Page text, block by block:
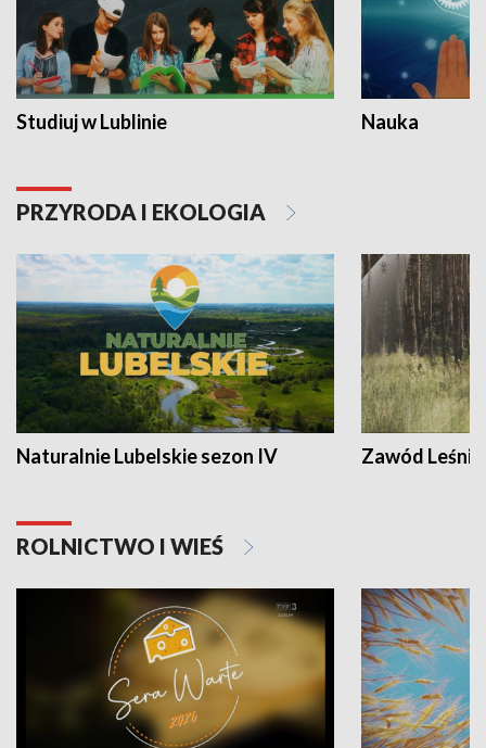
Studiuj w Lublinie Nauka
PRZYRODA I EKOLOGIA
Naturalnie Lubelskie sezon IV Zawód Leśnik
ROLNICTWO I WIEŚ